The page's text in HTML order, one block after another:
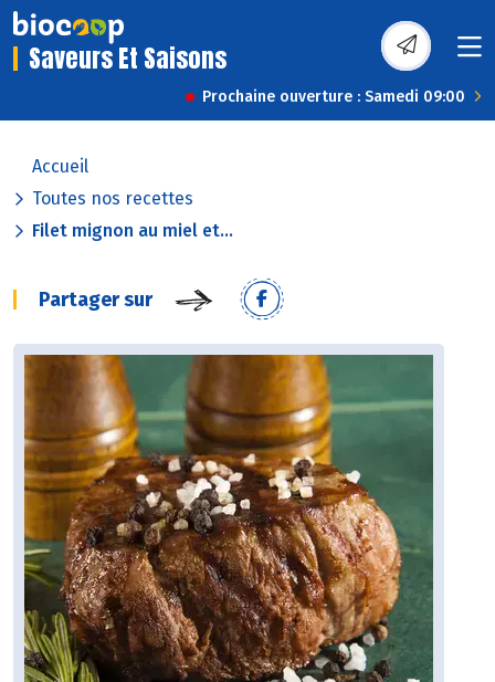
Saveurs Et Saisons
Prochaine ouverture : Samedi 09:00
Accueil
Toutes nos recettes
Filet mignon au miel et...
Partager sur